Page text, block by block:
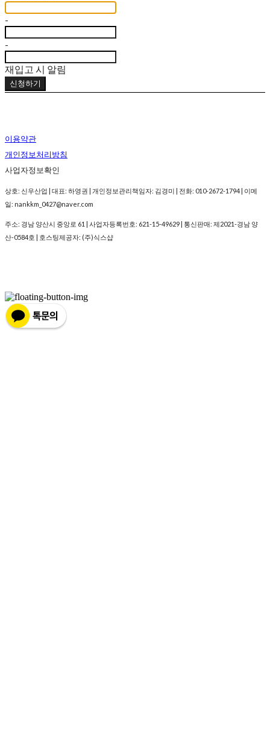
-
-
재입고 시 알림
신청하기
이용약관
개인정보처리방침
사업자정보확인
상호: 신우산업 | 대표: 하영권 | 개인정보관리책임자: 김경미 | 전화: 010-2672-1794 | 이메
일: nankkm_0427@naver.com
주소: 경남 양산시 중앙로 61 | 사업자등록번호: 621-15-49629 | 통신판매: 제2021-경남 양
산-0584호 | 호스팅제공자: (주)식스샵